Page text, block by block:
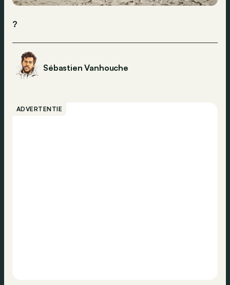
?
Sébastien Vanhouche
ADVERTENTIE